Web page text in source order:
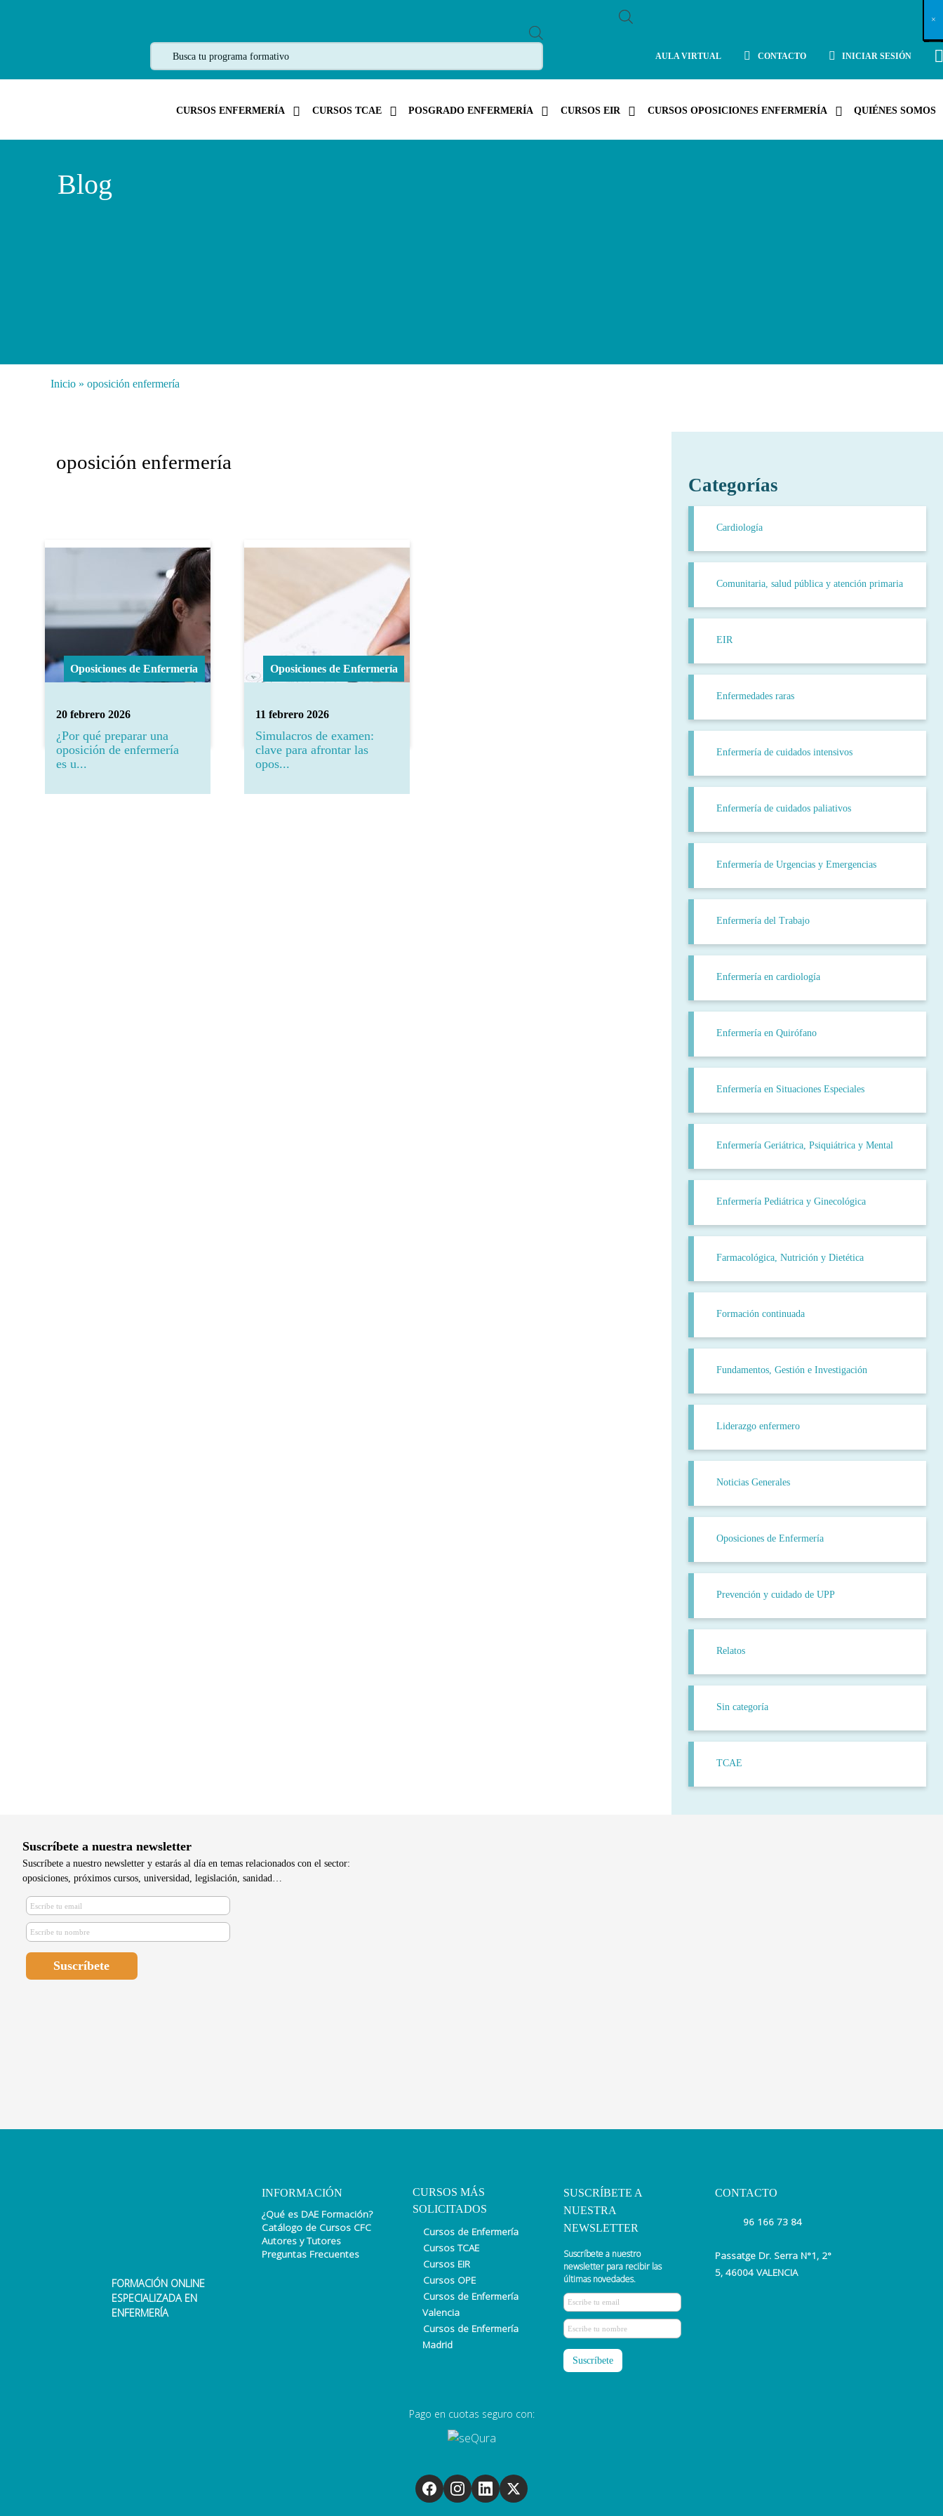
R
D
S
A
AULA VIRTUAL CONTACTO INICIAR SESIÓN
CURSOS ENFERMERÍA CURSOS TCAE POSGRADO ENFERMERÍA CURSOS EIR CURSOS OPOSICIONES ENFERMERÍA QUIÉNES SOMOS
Blog
Inicio » oposición enfermería
oposición enfermería
20 febrero 2026
Oposiciones de Enfermería
¿Por qué preparar una
oposición de enfermería
es u...
11 febrero 2026
Oposiciones de Enfermería
Simulacros de examen:
clave para afrontar las
opos...
Categorías
Cardiología
Comunitaria, salud pública y atención primaria
EIR
Enfermedades raras
Enfermería de cuidados intensivos
Enfermería de cuidados paliativos
Enfermería de Urgencias y Emergencias
Enfermería del Trabajo
Enfermería en cardiología
Enfermería en Quirófano
Enfermería en Situaciones Especiales
Enfermería Geriátrica, Psiquiátrica y Mental
Enfermería Pediátrica y Ginecológica
Farmacológica, Nutrición y Dietética
Formación continuada
Fundamentos, Gestión e Investigación
Liderazgo enfermero
Noticias Generales
Oposiciones de Enfermería
Prevención y cuidado de UPP
Relatos
Sin categoría
TCAE
Suscríbete a nuestra newsletter
Suscríbete a nuestro newsletter y estarás al día en temas relacionados con el sector:
oposiciones, próximos cursos, universidad, legislación, sanidad…
FORMACIÓN ONLINE
ESPECIALIZADA EN
ENFERMERÍA
INFORMACIÓN
¿Qué es DAE Formación?
Catálogo de Cursos CFC
Autores y Tutores
Preguntas Frecuentes
CURSOS MÁS
SOLICITADOS
Cursos de Enfermería
Cursos TCAE
Cursos EIR
Cursos OPE
Cursos de Enfermería
Valencia
Cursos de Enfermería
Madrid
SUSCRÍBETE A
NUESTRA
NEWSLETTER
Suscríbete a nuestro
newsletter para recibir las
últimas novedades.
CONTACTO
96 166 73 84
Passatge Dr. Serra N°1, 2°
5, 46004 VALENCIA
Pago en cuotas seguro con:
X
×
×
×
×
×
×
×
×
×
×
×
×
×
×
×
×
×
×
×
×
×
×
×
×
×
×
×
×
×
×
×
×
×
×
×
×
×
×
×
×
×
×
×
×
×
×
×
×
×
×
×
×
×
×
×
×
×
×
×
×
×
×
×
×
×
×
×
×
×
×
×
×
×
×
×
×
×
×
×
×
×
×
×
×
×
×
×
×
×
×
×
×
×
×
×
×
×
×
×
×
×
×
×
×
×
×
×
×
×
×
×
×
×
×
×
×
×
×
×
×
×
×
×
×
×
×
×
×
×
×
×
×
×
×
×
×
×
×
×
×
×
×
×
×
×
×
×
×
×
×
×
×
×
×
×
×
×
×
×
×
×
×
×
×
×
×
×
×
×
×
×
×
×
×
×
×
×
×
×
×
×
×
×
×
×
×
×
×
×
×
×
×
×
×
×
×
×
×
×
×
×
×
×
×
×
×
×
×
×
×
×
×
×
×
×
×